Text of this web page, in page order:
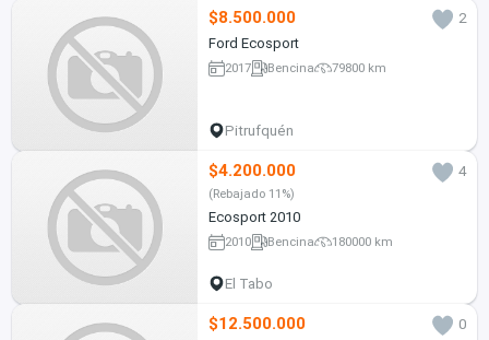
$8.500.000
2
Ford Ecosport
2017 Bencina 79800 km
Pitrufquén
$4.200.000 4
(Rebajado 11%)
Ecosport 2010
2010 Bencina 180000 km
El Tabo
$12.500.000
0